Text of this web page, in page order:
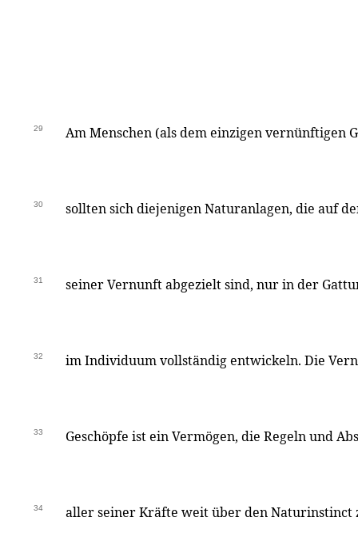
29 Am Menschen (als dem einzigen vernünftigen
30 sollten sich diejenigen Naturanlagen, die auf
31 seiner Vernunft abgezielt sind, nur in der
32 im Individuum vollständig entwickeln. Die
33 Geschöpfe ist ein Vermögen, die Regeln und
34 aller seiner Kräfte weit über den Naturinstinct